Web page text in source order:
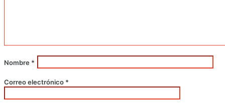
Nombre *
Correo electrónico *